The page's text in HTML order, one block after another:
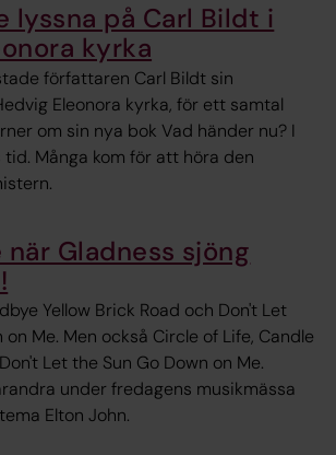
lyssna på Carl Bildt i
kyrka
författaren Carl Bildt sin
Eleonora kyrka, för ett samtal
om sin nya bok Vad händer nu? I
Många kom för att höra den
Gladness sjöng
Yellow Brick Road och Don't Let
on Me. Men också Circle of Life, Candle
Let the Sun Go Down on Me.
under fredagens musikmässa
Elton John.